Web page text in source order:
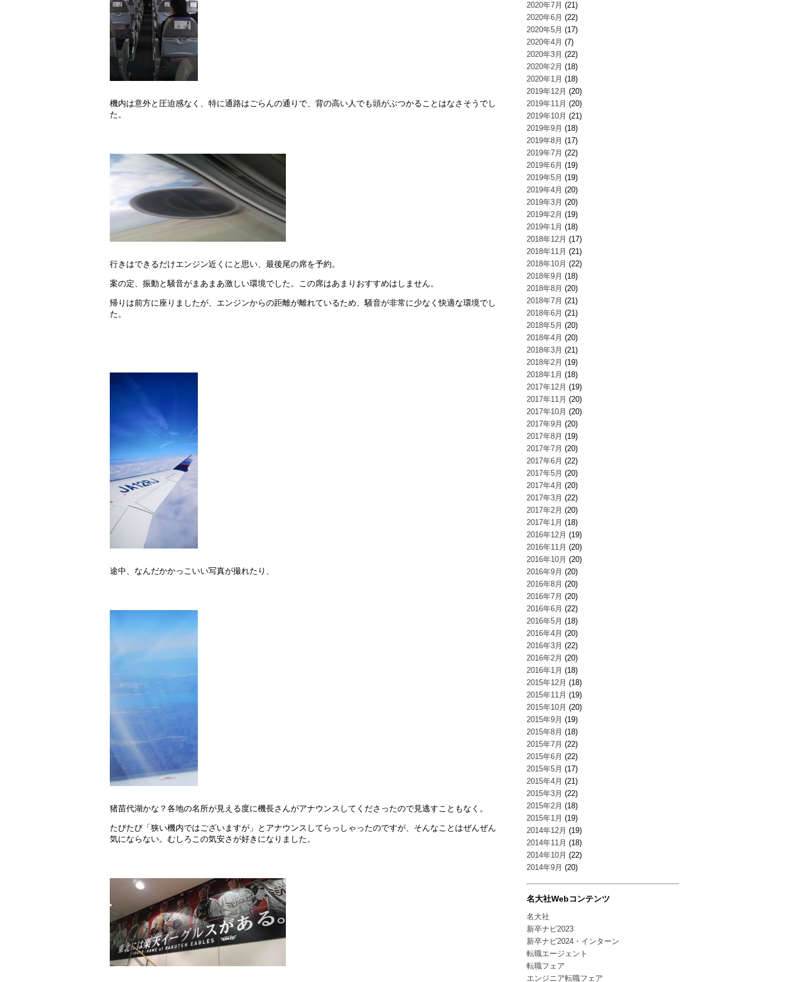
2020年7月 (21)
2020年6月 (22)
2020年5月 (17)
2020年4月 (7)
2020年3月 (22)
2020年2月 (18)
2020年1月 (18)
2019年12月 (20)
2019年11月 (20)
2019年10月 (21)
2019年9月 (18)
2019年8月 (17)
2019年7月 (22)
2019年6月 (19)
2019年5月 (19)
2019年4月 (20)
2019年3月 (20)
2019年2月 (19)
2019年1月 (18)
2018年12月 (17)
2018年11月 (21)
2018年10月 (22)
2018年9月 (18)
2018年8月 (20)
2018年7月 (21)
2018年6月 (21)
2018年5月 (20)
2018年4月 (20)
2018年3月 (21)
2018年2月 (19)
2018年1月 (18)
2017年12月 (19)
2017年11月 (20)
2017年10月 (20)
2017年9月 (20)
2017年8月 (19)
2017年7月 (20)
2017年6月 (22)
2017年5月 (20)
2017年4月 (20)
2017年3月 (22)
2017年2月 (20)
2017年1月 (18)
2016年12月 (19)
2016年11月 (20)
2016年10月 (20)
2016年9月 (20)
2016年8月 (20)
2016年7月 (20)
2016年6月 (22)
2016年5月 (18)
2016年4月 (20)
2016年3月 (22)
2016年2月 (20)
2016年1月 (18)
2015年12月 (18)
2015年11月 (19)
2015年10月 (20)
2015年9月 (19)
2015年8月 (18)
2015年7月 (22)
2015年6月 (22)
2015年5月 (17)
2015年4月 (21)
2015年3月 (22)
2015年2月 (18)
2015年1月 (19)
2014年12月 (19)
2014年11月 (18)
2014年10月 (22)
2014年9月 (20)
名大社Webコンテンツ
名大社
新卒ナビ2023
新卒ナビ2024・インターン
転職エージェント
転職フェア
エンジニア転職フェア
機内は意外と圧迫感なく、特に通路はごらんの通りで、背の高い人でも頭がぶつかることはなさそうでし
た。
行きはできるだけエンジン近くにと思い、最後尾の席を予約。
案の定、振動と騒音がまあまあ激しい環境でした。この席はあまりおすすめはしません。
帰りは前方に座りましたが、エンジンからの距離が離れているため、騒音が非常に少なく快適な環境でし
た。
途中、なんだかかっこいい写真が撮れたり、
猪苗代湖かな？各地の名所が見える度に機長さんがアナウンスしてくださったので見逃すこともなく。
たびたび「狭い機内ではございますが」とアナウンスしてらっしゃったのですが、そんなことはぜんぜん
気にならない。むしろこの気安さが好きになりました。